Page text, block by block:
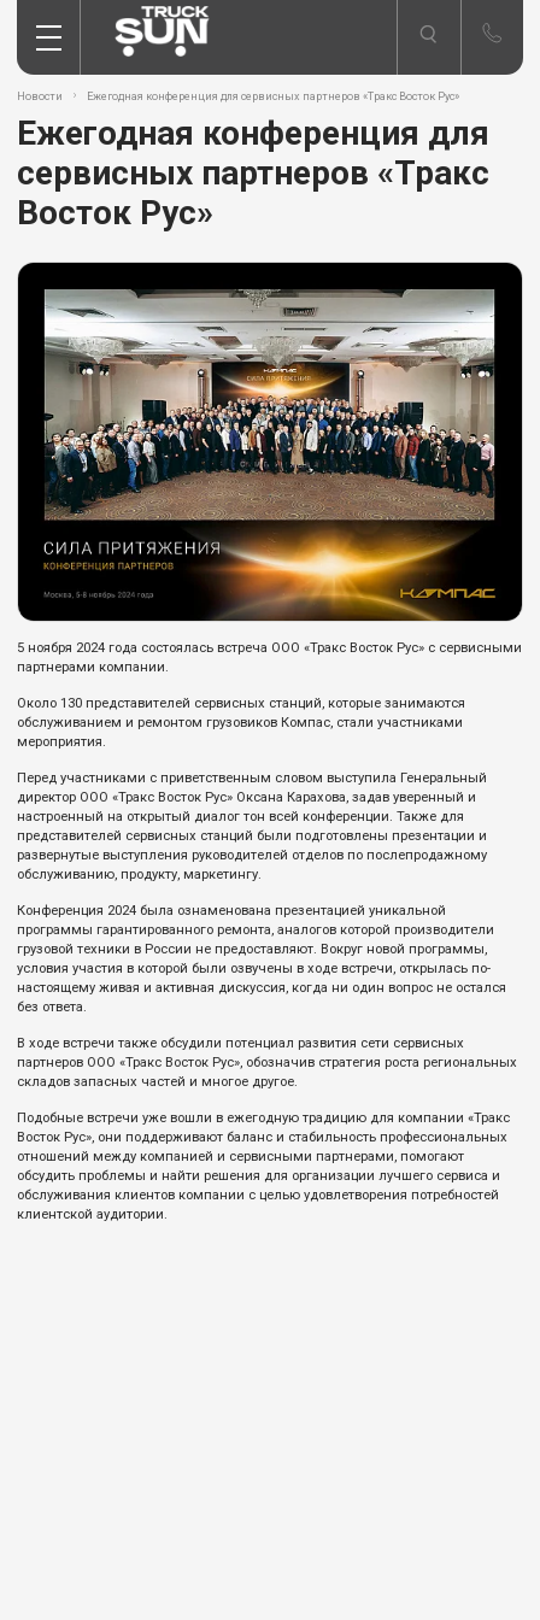
Новости Ежегодная конференция для сервисных партнеров «Тракс Восток Рус»
Ежегодная конференция для
сервисных партнеров «Тракс
Восток Рус»
5 ноября 2024 года состоялась встреча ООО «Тракс Восток Рус» с сервисными
партнерами компании.
Около 130 представителей сервисных станций, которые занимаются
обслуживанием и ремонтом грузовиков Компас, стали участниками
мероприятия.
Перед участниками с приветственным словом выступила Генеральный
директор ООО «Тракс Восток Рус» Оксана Карахова, задав уверенный и
настроенный на открытый диалог тон всей конференции. Также для
представителей сервисных станций были подготовлены презентации и
развернутые выступления руководителей отделов по послепродажному
обслуживанию, продукту, маркетингу.
Конференция 2024 была ознаменована презентацией уникальной
программы гарантированного ремонта, аналогов которой производители
грузовой техники в России не предоставляют. Вокруг новой программы,
условия участия в которой были озвучены в ходе встречи, открылась по-
настоящему живая и активная дискуссия, когда ни один вопрос не остался
без ответа.
В ходе встречи также обсудили потенциал развития сети сервисных
партнеров ООО «Тракс Восток Рус», обозначив стратегия роста региональных
складов запасных частей и многое другое.
Подобные встречи уже вошли в ежегодную традицию для компании «Тракс
Восток Рус», они поддерживают баланс и стабильность профессиональных
отношений между компанией и сервисными партнерами, помогают
обсудить проблемы и найти решения для организации лучшего сервиса и
обслуживания клиентов компании с целью удовлетворения потребностей
клиентской аудитории.